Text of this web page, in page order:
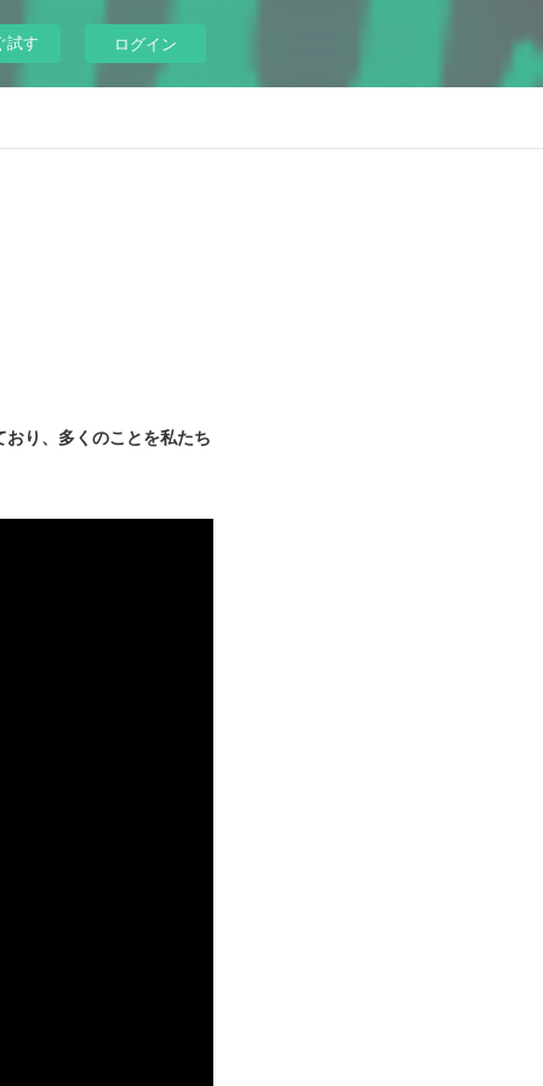
試す ログイン
り、多くのことを私たち